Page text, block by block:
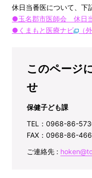
休日当番医について、下
●玉名郡市医師会 休日
●くまもと医療ナビ
（
このページ
せ
保健子ども課
TEL：0968-86-
FAX：0968-86-
ご連絡先 :